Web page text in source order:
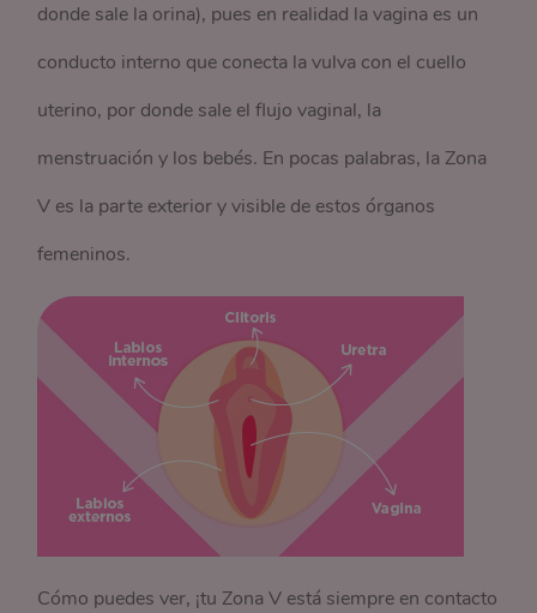
donde sale la orina), pues en realidad la vagina es un
conducto interno que conecta la vulva con el cuello
uterino, por donde sale el flujo vaginal, la
menstruación y los bebés. En pocas palabras, la Zona
V es la parte exterior y visible de estos órganos
femeninos.
Cómo puedes ver, ¡tu Zona V está siempre en contacto